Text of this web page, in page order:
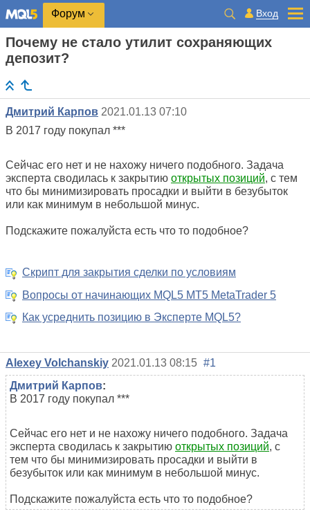
Форум Вход
Почему не стало утилит сохраняющих
депозит?
Дмитрий Карпов 2021.01.13 07:10
В 2017 году покупал ***
Сейчас его нет и не нахожу ничего подобного. Задача
эксперта сводилась к закрытию открытых позиций, с тем
что бы минимизировать просадки и выйти в безубыток
или как минимум в небольшой минус.
Подскажите пожалуйста есть что то подобное?
Скрипт для закрытия сделки по условиям
Вопросы от начинающих MQL5 MT5 MetaTrader 5
Как усреднить позицию в Эксперте MQL5?
Alexey Volchanskiy 2021.01.13 08:15 #1
Дмитрий Карпов:
В 2017 году покупал ***
Сейчас его нет и не нахожу ничего подобного. Задача
эксперта сводилась к закрытию открытых позиций, с
тем что бы минимизировать просадки и выйти в
безубыток или как минимум в небольшой минус.
Подскажите пожалуйста есть что то подобное?